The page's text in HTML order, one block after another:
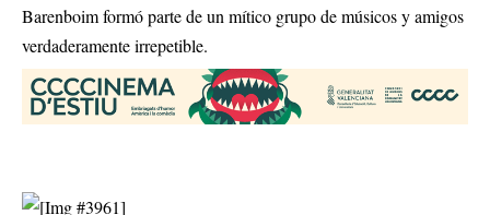
Barenboim formó parte de un mítico grupo de músicos y amigos
verdaderamente irrepetible.